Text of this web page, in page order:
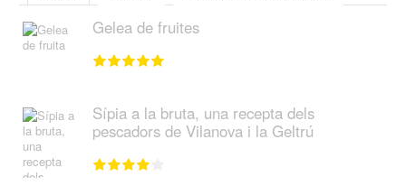
Gelea de fruites
Sípia a la bruta, una recepta dels
pescadors de Vilanova i la Geltrú